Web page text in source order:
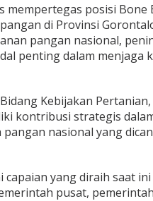
mempertegas posisi Bone
di Provinsi
pangan nasional,
penting dalam menjaga
Kebijakan Pertanian,
kontribusi strategis
nasional yang
capaian yang diraih saat
pusat,